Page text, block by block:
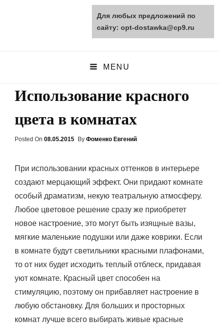
opt-dostawka.ru
MENU
Использование красного
цвета в комнатах
Posted On Posted
08.05.2015 By Фоменко Евгений
При использовании красных оттенков в интерьере
создают мерцающий эффект. Они придают комнате
особый драматизм, некую театральную атмосферу.
Любое цветовое решение сразу же приобретет
новое настроение, это могут быть изящные вазы,
мягкие маленькие подушки или даже коврики. Если
в комнате будут светильники красными плафонами,
то от них будет исходить теплый отблеск, придавая
уют комнате. Красный цвет способен на
стимуляцию, поэтому он прибавляет настроение в
любую обстановку. Для больших и просторных
комнат лучше всего выбирать живые красные
Для любых предложений по
сайту: opt-dostawka@cp9.ru